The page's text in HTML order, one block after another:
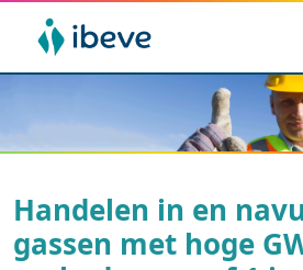
Handelen in en
gassen met hoge